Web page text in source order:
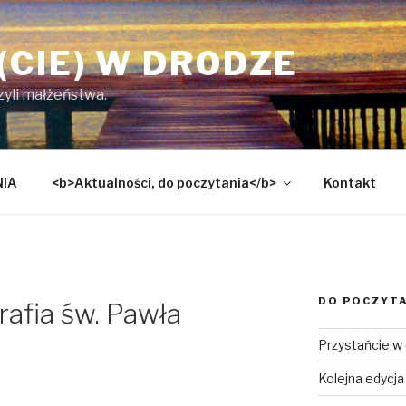
W DRODZE
małżeństwa.
<b>Aktualności, do poczytania</b> Kontakt
św. Pawła DO
Przystańcie w
Kolejna